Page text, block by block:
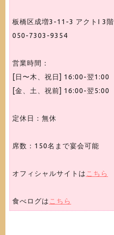
板橋区成増3-11-3 アクトⅠ 3階
050-7303-9354
営業時間：
[日〜木、祝日] 16:00-翌1:00
[金、土、祝前] 16:00-翌5:00
定休日：無休
席数：150名まで宴会可能
オフィシャルサイトは こちら
食べログは こちら